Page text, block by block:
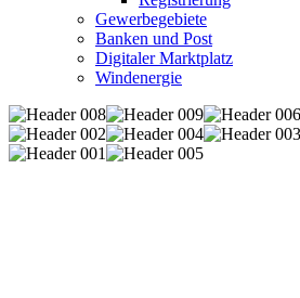
Gewerbegebiete
Banken und Post
Digitaler Marktplatz
Windenergie